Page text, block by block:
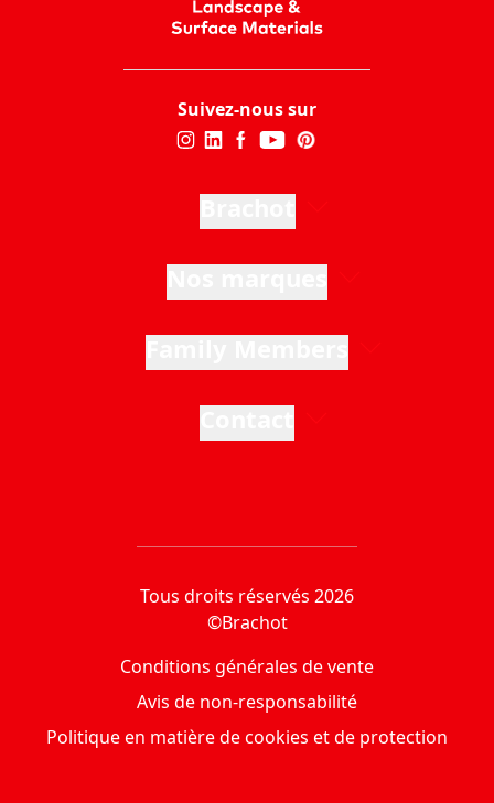
Suivez-nous sur
Tous droits réservés 2026
©Brachot
Conditions générales de vente
Avis de non-responsabilité
Politique en matière de cookies et de protection